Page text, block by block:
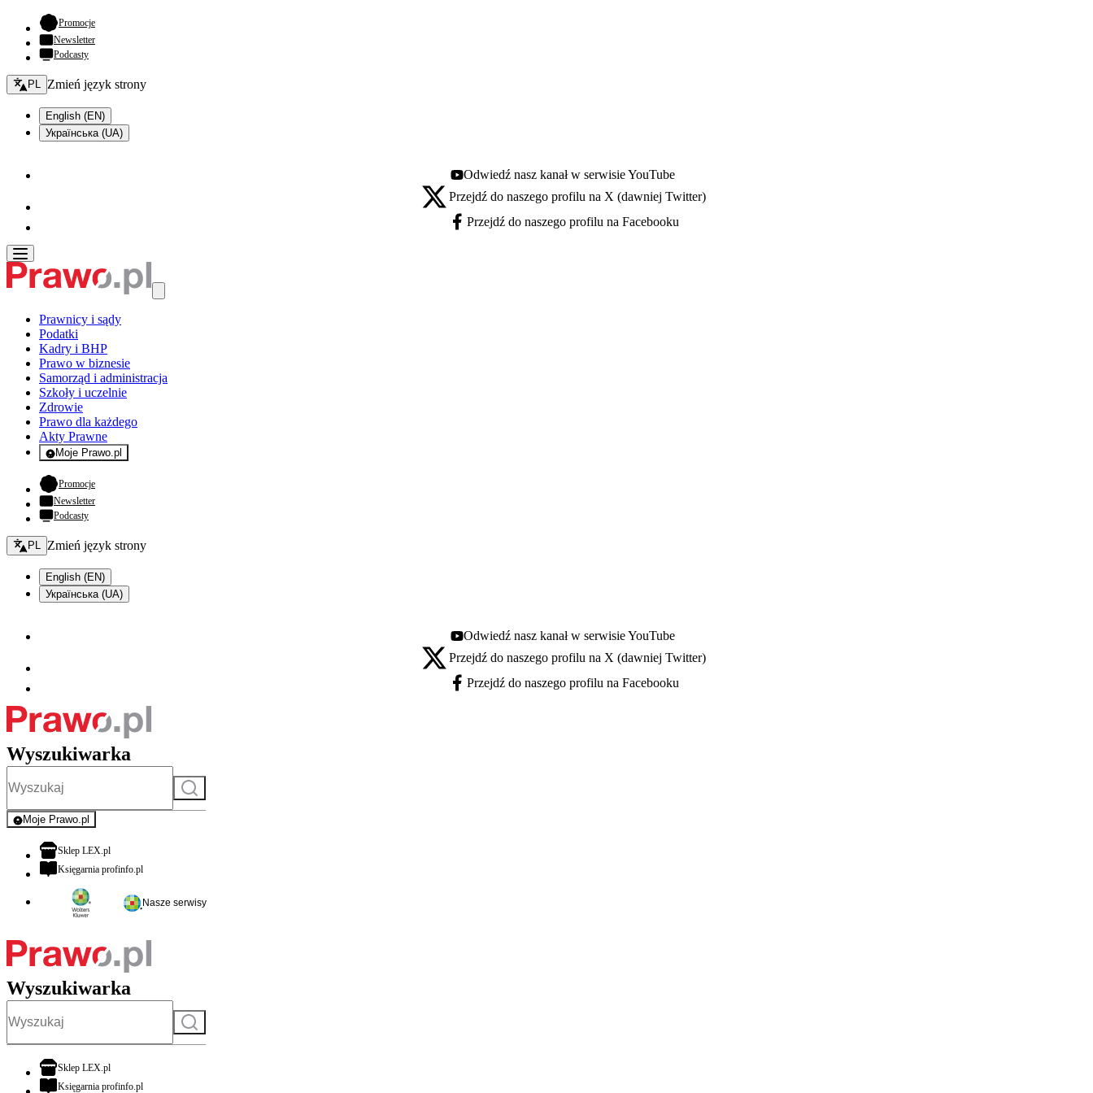
Promocje- otwiera się w nowej karcie
Newsletter
Podcasty
Zmień język - bieżący:
PL Zmień język strony
English (EN)
Українська (UA)
Youtube - otwiera się w nowej karcie
Odwiedź nasz kanał w serwisie YouTube
X - otwiera się w nowej karcie
Przejdź do naszego profilu na X (dawniej Twitter)
Facebook - otwiera się w nowej karcie
Przejdź do naszego profilu na Facebooku
Prawnicy i sądy
Podatki
Kadry i BHP
Prawo w biznesie
Samorząd i administracja
Szkoły i uczelnie
Zdrowie
Prawo dla każdego
Akty Prawne
Moje Prawo.pl
- rejestracja i logowanie do serwisu
Promocje- otwiera się w nowej karcie
Newsletter
Podcasty
Zmień język - bieżący:
PL Zmień język strony
English (EN)
Українська (UA)
Youtube - otwiera się w nowej karcie
Odwiedź nasz kanał w serwisie YouTube
X - otwiera się w nowej karcie
Przejdź do naszego profilu na X (dawniej Twitter)
Facebook - otwiera się w nowej karcie
Przejdź do naszego profilu na Facebooku
Wyszukiwarka
Szukaj
Moje Prawo.pl
- rejestracja i logowanie do serwisu
Sklep LEX.plotwiera się w nowej karcie
Księgarnia profinfo.plotwiera się w nowej karcie
Nasze serwisy
Wyszukiwarka
Szukaj
Sklep LEX.plotwiera się w nowej karcie
Księgarnia profinfo.plotwiera się w nowej karcie